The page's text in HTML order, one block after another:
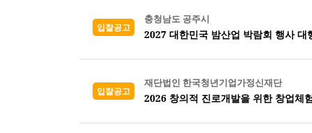
입찰공고
충청남도 공주시
2027 대한민국 밤산업 박람회 행사 대
입찰공고
재단법인 한국청년기업가정신재단
2026 창의적 진로개발을 위한 창업체